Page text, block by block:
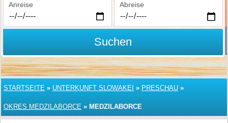
Anreise Abreise
Suchen
STARTSEITE » UNTERKUNFT SLOWAKEI » PRESCHAU »
OKRES MEDZILABORCE » MEDZILABORCE